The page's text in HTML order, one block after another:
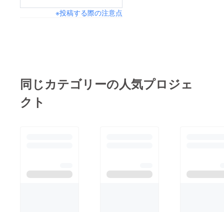
※投稿する際の注意点
同じカテゴリーの人気プロジェ
クト